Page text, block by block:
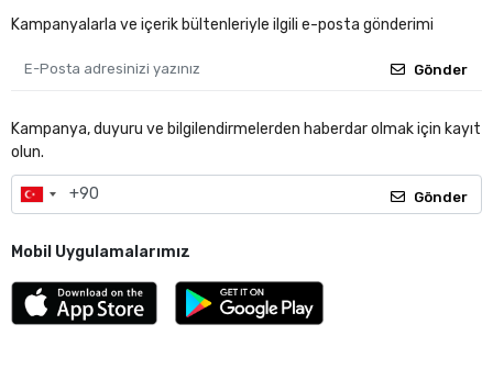
Kampanyalarla ve içerik bültenleriyle ilgili e-posta gönderimi
Gönder
Kampanya, duyuru ve bilgilendirmelerden haberdar olmak için kayıt
olun.
Gönder
Mobil Uygulamalarımız